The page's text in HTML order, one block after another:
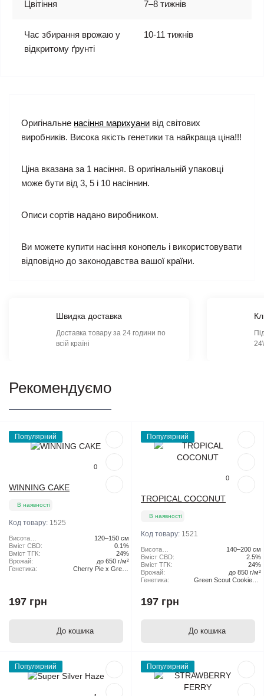
Цвітіння 7–8 тижнів
Час збирання врожаю у
відкритому ґрунті
10-11 тижнів
Оригінальне насіння марихуани від світових
виробників. Висока якість генетики та найкраща ціна!!!
Ціна вказана за 1 насіння. В оригінальній упаковці
може бути від 3, 5 і 10 насіннин.
Описи сортів надано виробником.
Ви можете купити насіння конопель і використовувати
відповідно до законодавства вашої країни.
Швидка доставка
Доставка товару за 24 години по
всій країні
Рекомендуємо
Популярний
0
WINNING CAKE
В наявності
Код товару: 1525
Висота
рослини:
120–150 см
Вміст CBD:
0.1%
Вміст ТГК:
24%
Врожай:
до 650 г/м²
Генетика:
Cherry Pie x Green
197 грн
До кошика
Популярний
0
TROPICAL COCONUT
В наявності
Код товару: 1521
Висота
рослини:
140–200 см
Вміст CBD:
2.5%
Вміст ТГК:
24%
Врожай:
до 850 г/м²
Генетика:
Green Scout Cookies x
197 грн
До кошика
Популярний Популярний